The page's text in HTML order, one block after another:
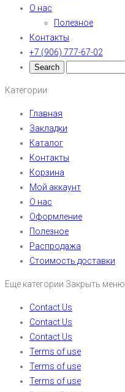
О нас
Полезное
Контакты
+7 (906) 777-67-02
Категории
Главная
Закладки
Каталог
Контакты
Корзина
Мой аккаунт
О нас
Оформление
Полезное
Распродажа
Стоимость доставки
Еще категории Закрыть меню
Contact Us
Contact Us
Contact Us
Terms of use
Terms of use
Terms of use